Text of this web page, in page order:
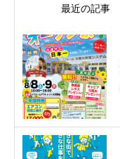
最近の記事